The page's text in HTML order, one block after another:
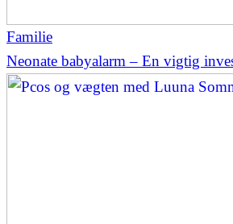
Familie
Neonate babyalarm – En vigtig